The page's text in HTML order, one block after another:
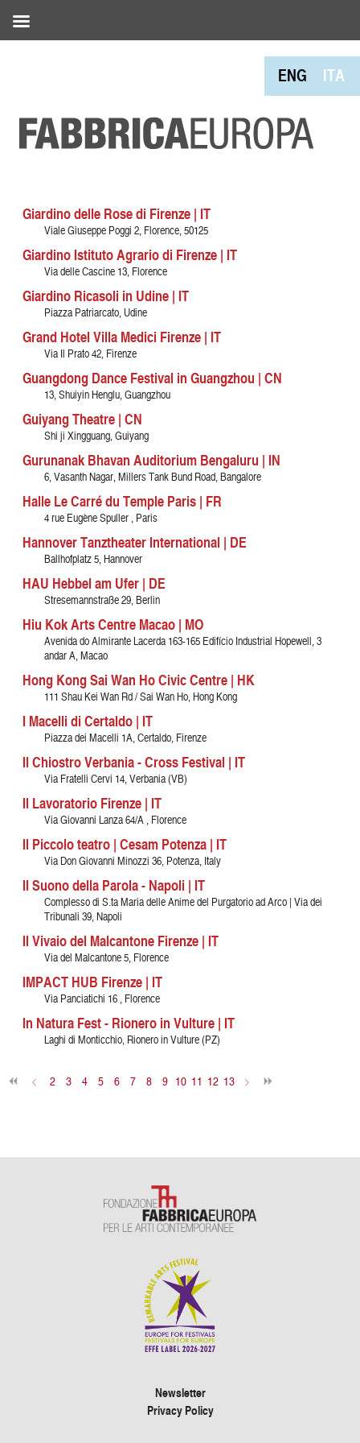
ENG ITA
Giardino delle Rose di Firenze | IT
Viale Giuseppe Poggi 2, Florence, 50125
Giardino Istituto Agrario di Firenze | IT
Via delle Cascine 13, Florence
Giardino Ricasoli in Udine | IT
Piazza Patriarcato, Udine
Grand Hotel Villa Medici Firenze | IT
Via Il Prato 42, Firenze
Guangdong Dance Festival in Guangzhou | CN
13, Shuiyin Henglu, Guangzhou
Guiyang Theatre | CN
Shi ji Xingguang, Guiyang
Gurunanak Bhavan Auditorium Bengaluru | IN
6, Vasanth Nagar, Millers Tank Bund Road, Bangalore
Halle Le Carré du Temple Paris | FR
4 rue Eugène Spuller , Paris
Hannover Tanztheater International | DE
Ballhofplatz 5, Hannover
HAU Hebbel am Ufer | DE
Stresemannstraße 29, Berlin
Hiu Kok Arts Centre Macao | MO
Avenida do Almirante Lacerda 163-165 Edifício Industrial Hopewell, 3
andar A, Macao
Hong Kong Sai Wan Ho Civic Centre | HK
111 Shau Kei Wan Rd / Sai Wan Ho, Hong Kong
I Macelli di Certaldo | IT
Piazza dei Macelli 1A, Certaldo, Firenze
Il Chiostro Verbania - Cross Festival | IT
Via Fratelli Cervi 14, Verbania (VB)
Il Lavoratorio Firenze | IT
Via Giovanni Lanza 64/A , Florence
Il Piccolo teatro | Cesam Potenza | IT
Via Don Giovanni Minozzi 36, Potenza, Italy
Il Suono della Parola - Napoli | IT
Complesso di S.ta Maria delle Anime del Purgatorio ad Arco | Via dei
Tribunali 39, Napoli
Il Vivaio del Malcantone Firenze | IT
Via del Malcantone 5, Florence
IMPACT HUB Firenze | IT
Via Panciatichi 16 , Florence
In Natura Fest - Rionero in Vulture | IT
Laghi di Monticchio, Rionero in Vulture (PZ)
< 2 3 4 5 6 7 8 9 10 11 12 13 >
Newsletter
Privacy Policy